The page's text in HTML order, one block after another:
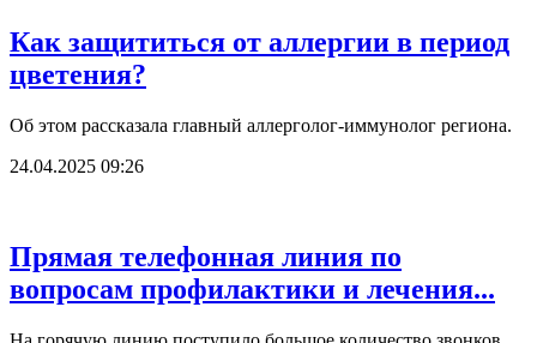
Как защититься от аллергии в период
цветения?
Об этом рассказала главный аллерголог-иммунолог региона.
24.04.2025 09:26
Прямая телефонная линия по
вопросам профилактики и лечения...